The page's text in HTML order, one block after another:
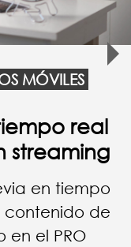
MÓVILES
reversible y
de YouTube
del PRO